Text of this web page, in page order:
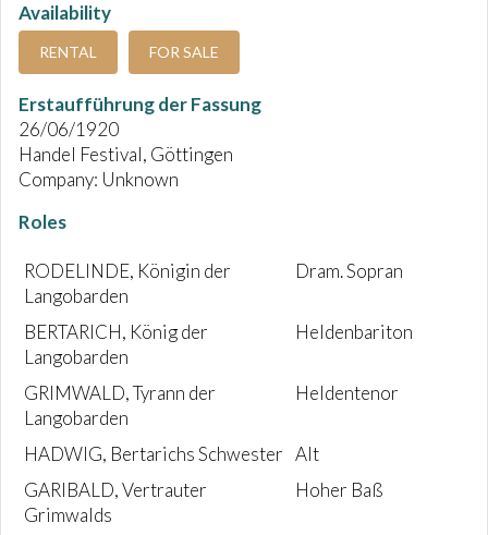
Availability
RENTAL FOR SALE
Erstaufführung der Fassung
26/06/1920
Handel Festival, Göttingen
Company: Unknown
Roles
RODELINDE, Königin der
Langobarden
Dram. Sopran
BERTARICH, König der
Langobarden
Heldenbariton
GRIMWALD, Tyrann der
Langobarden
Heldentenor
HADWIG, Bertarichs Schwester Alt
GARIBALD, Vertrauter
Grimwalds
Hoher Baß